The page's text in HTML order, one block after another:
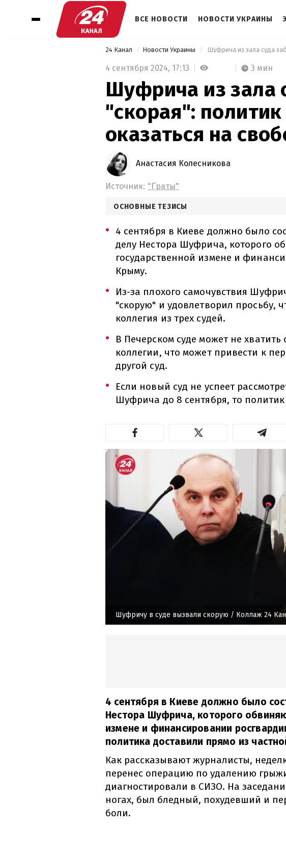
ВСЕ НОВОСТИ НОВОСТИ УКРАИНЫ
24 Канал Новости Украины
4 сентября 2024, 17:13 3 мин
Шуфрича из зала
"скорая":
оказаться на
Анастасия Колесникова
Источник: "Ґраты"
ОСНОВНЫЕ ТЕЗИСЫ
4 сентября в Киеве должно было
делу Нестора Шуфрича, которого
государственной измене и
Крыму.
Из-за плохого самочувствия
"скорую" и удовлетворил просьбу,
коллегия из трех судей.
В Печерском суде может не
коллегии, что может привести к
другой суд.
Если новый суд не успеет
Шуфрича до 8 сентября, то
Шуфричу в суде вызвали скорую / Коллаж 24
4 сентября в Киеве должно было
Нестора Шуфрича, которого
измене и финансировании
политика доставили прямо из
Как рассказывают журналисты,
перенес операцию по удалению
диагностировали в СИЗО. На
ногах, был бледный, похудевший и
боли.